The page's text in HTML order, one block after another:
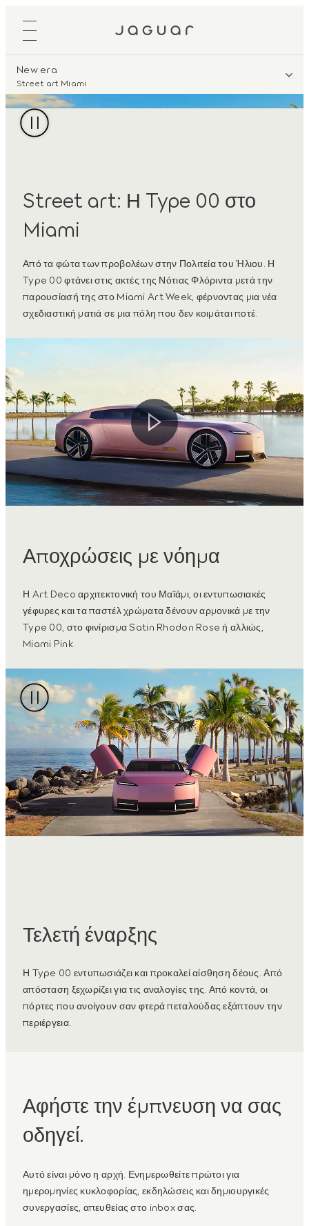
New era
Street art Miami
Street art: Η Type 00 στο
Miami
Από τα φώτα των προβολέων στην Πολιτεία του Ήλιου. Η
Type 00 φτάνει στις ακτές της Νότιας Φλόριντα μετά την
παρουσίασή της στο Miami Art Week, φέρνοντας μια νέα
σχεδιαστική ματιά σε μια πόλη που δεν κοιμάται ποτέ.
Αποχρώσεις με νόημα
Η Art Deco αρχιτεκτονική του Μαϊάμι, οι εντυπωσιακές
γέφυρες και τα παστέλ χρώματα δένουν αρμονικά με την
Type 00, στο φινίρισμα Satin Rhodon Rose ή αλλιώς,
Miami Pink.
Τελετή έναρξης
Η Type 00 εντυπωσιάζει και προκαλεί αίσθηση δέους. Από
απόσταση ξεχωρίζει για τις αναλογίες της. Από κοντά, οι
πόρτες που ανοίγουν σαν φτερά πεταλούδας εξάπτουν την
περιέργεια.
Αφήστε την έμπνευση να σας
οδηγεί.
Αυτό είναι μόνο η αρχή. Ενημερωθείτε πρώτοι για
ημερομηνίες κυκλοφορίας, εκδηλώσεις και δημιουργικές
συνεργασίες, απευθείας στο inbox σας.